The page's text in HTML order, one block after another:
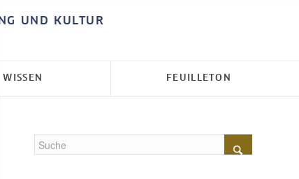
UND KULTUR
WISSEN FEUILLETON